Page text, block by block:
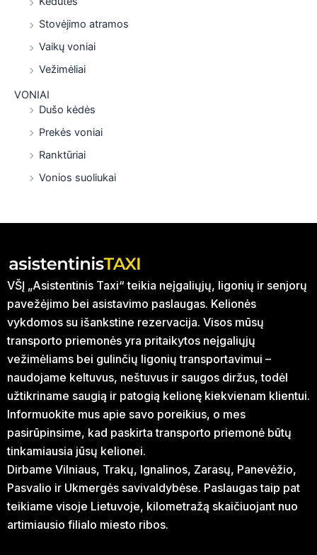
Stovėjimo atramos
Vaikų voniai
Vežimėliai
VONIAI
Dušo kėdės
Prekės voniai
Ranktūriai
Vonios suoliukai
VŠĮ „Asistentinis Taxi“ teikia neįgaliųjų, ligonių ir senjorų
pavežėjimo bei asistavimo paslaugas. Kelionės
vykdomos su išankstine rezervacija. Visos mūsų
transporto priemonės yra pritaikytos neįgaliųjų
vežimėliams bei gulinčių ligonių transportavimui –
naudojame keltuvus, neštuvus ir saugos diržus, todėl
užtikriname saugią ir patogią kelionę kiekvienam klientui.
Informuokite mus apie savo poreikius, o mes
pasirūpinsime, kad paskirta transporto priemonė būtų
tinkamiausia jūsų kelionei.
Dirbame Vilniaus, Trakų, Ignalinos, Zarasų, Panevėžio,
Pasvalio ir Ukmergės savivaldybėse. Paslaugas taip pat
teikiame visoje Lietuvoje, kilometražą skaičiuojant nuo
artimiausio filialo miesto ribos.